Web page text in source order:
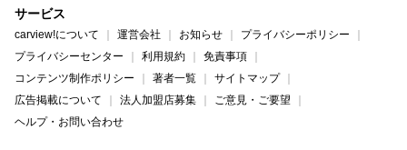
サービス
carview!について 運営会社 お知らせ
プライバシーポリシー
プライバシーセンター
利用規約
免責事項
コンテンツ制作ポリシー
著者一覧
サイトマップ
広告掲載について
法人加盟店募集
ご意見・ご要望
ヘルプ・お問い合わせ